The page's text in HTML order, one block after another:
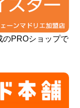
のPROショップで